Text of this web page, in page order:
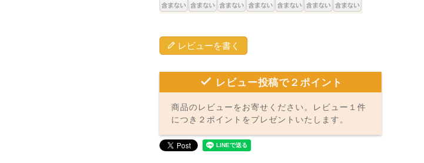
レビューを書く
レビュー投稿で２ポイント
商品のレビューをお寄せください。レビュー１件
につき２ポイントをプレゼントいたします。